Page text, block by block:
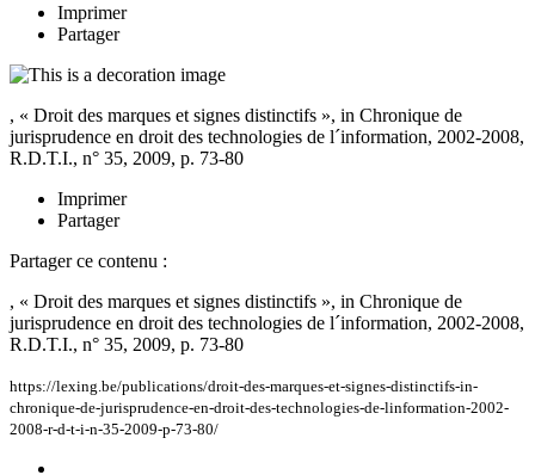
Imprimer
Partager
, « Droit des marques et signes distinctifs », in Chronique de
jurisprudence en droit des technologies de l´information, 2002-2008,
R.D.T.I., n° 35, 2009, p. 73-80
Imprimer
Partager
Partager ce contenu :
, « Droit des marques et signes distinctifs », in Chronique de
jurisprudence en droit des technologies de l´information, 2002-2008,
R.D.T.I., n° 35, 2009, p. 73-80
https://lexing.be/publications/droit-des-marques-et-signes-distinctifs-in-
chronique-de-jurisprudence-en-droit-des-technologies-de-linformation-2002-
2008-r-d-t-i-n-35-2009-p-73-80/